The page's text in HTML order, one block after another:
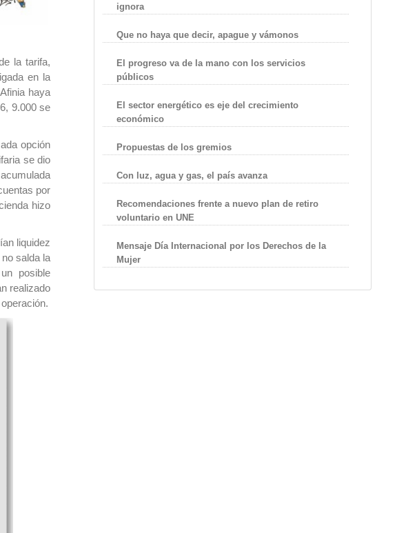
la tarifa,
en la
haya
9.000 se
opción
se dio
por
hizo
liquidez
salda la
posible
realizado
ignora
Que no haya que decir, apague y vámonos
El progreso va de la mano con los servicios
públicos
El sector energético es eje del crecimiento
económico
Propuestas de los gremios
Con luz, agua y gas, el país avanza
Recomendaciones frente a nuevo plan de retiro
voluntario en UNE
Mensaje Día Internacional por los Derechos de la
Mujer